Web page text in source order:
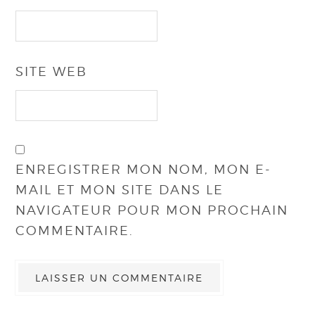
SITE WEB
ENREGISTRER MON NOM, MON E-
MAIL ET MON SITE DANS LE
NAVIGATEUR POUR MON PROCHAIN
COMMENTAIRE.